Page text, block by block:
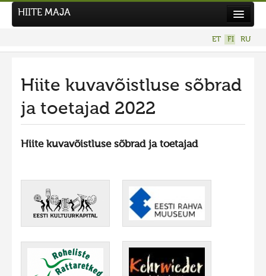
HIITE MAJA
ET FI RU
Hiite kuvavõistluse sõbrad
ja toetajad 2022
Hiite kuvavõistluse sõbrad ja toetajad